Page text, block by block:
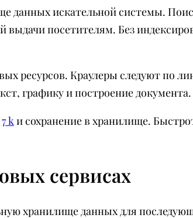
данных искательной системы.
выдачи посетителям. Без
ресурсов. Краулеры следуют по
графику и построение документа.
7 kи сохранение в хранилище.
сервисах
хранилище данных для